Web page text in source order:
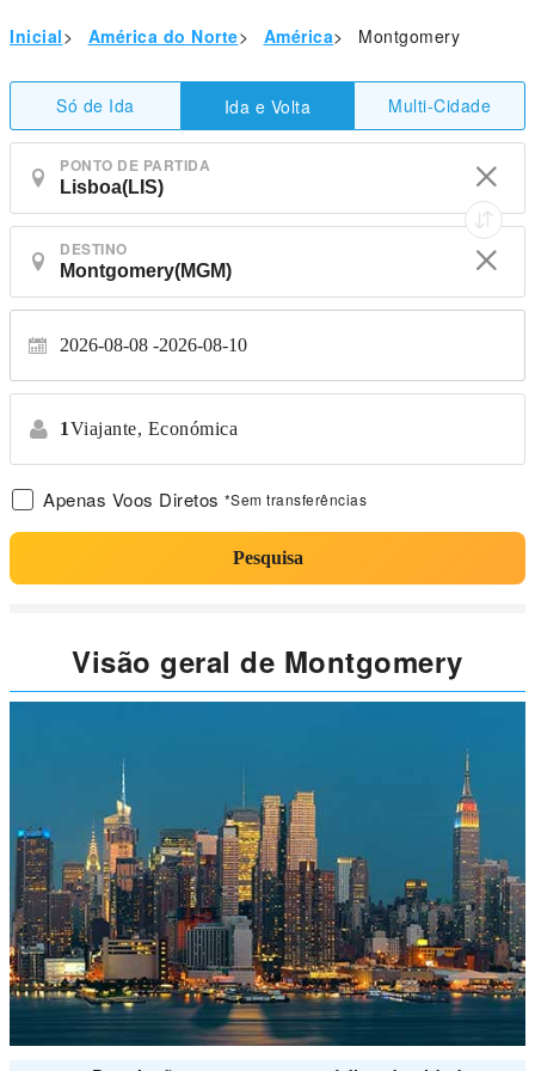
Inicial> América do Norte> América> Montgomery
Só de Ida Ida e Volta Multi-Cidade
PONTO DE PARTIDA
DESTINO
2026-08-08 2026-08-10
1Viajante, Económica
Apenas Voos Diretos *Sem transferências
Pesquisa
Visão geral de Montgomery